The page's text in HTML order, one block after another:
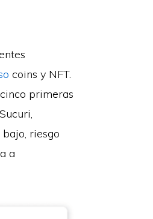
coins y NFT.
primeras
riesgo
a